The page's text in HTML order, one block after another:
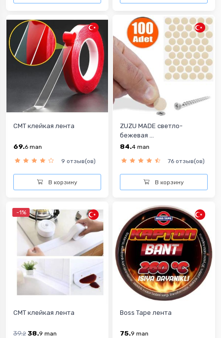
CMT клейкая лента
69.6 man
9 отзыв(ов)
В корзину
ZUZU MADE cветло-
бежевая ...
84.4 man
76 отзыв(ов)
В корзину
-1%
CMT клейкая лента
39.2 38.9 man
Boss Tape лента
75.9 man